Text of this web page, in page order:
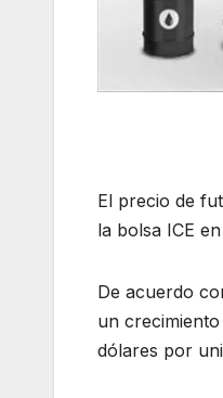
El precio de
la bolsa ICE
De acuerdo
un
dólares por